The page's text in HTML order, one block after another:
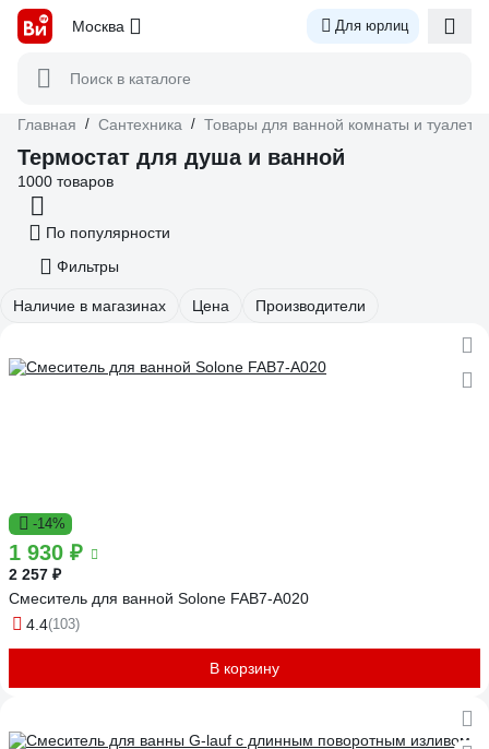
Москва Для юрлиц
Поиск в каталоге
Главная / Сантехника / Товары для ванной комнаты и туалета
Термостат для душа и ванной
1000 товаров
По популярности
Фильтры
Наличие в магазинах Цена Производители
-14%
1 930 ₽
2 257 ₽
Смеситель для ванной Solone FAB7-A020
4.4(103)
В корзину